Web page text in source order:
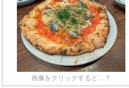
画像をクリックすると…？